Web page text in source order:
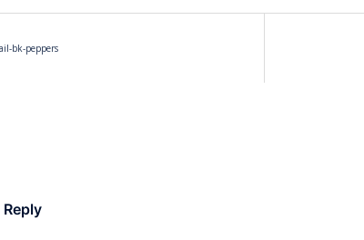
bk-peppers
Reply